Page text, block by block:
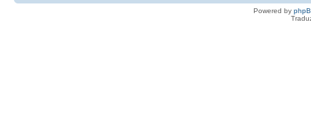
Powered by